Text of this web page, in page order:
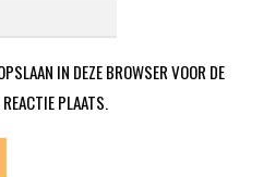
IN DEZE BROWSER VOOR DE
REACTIE PLAATS.